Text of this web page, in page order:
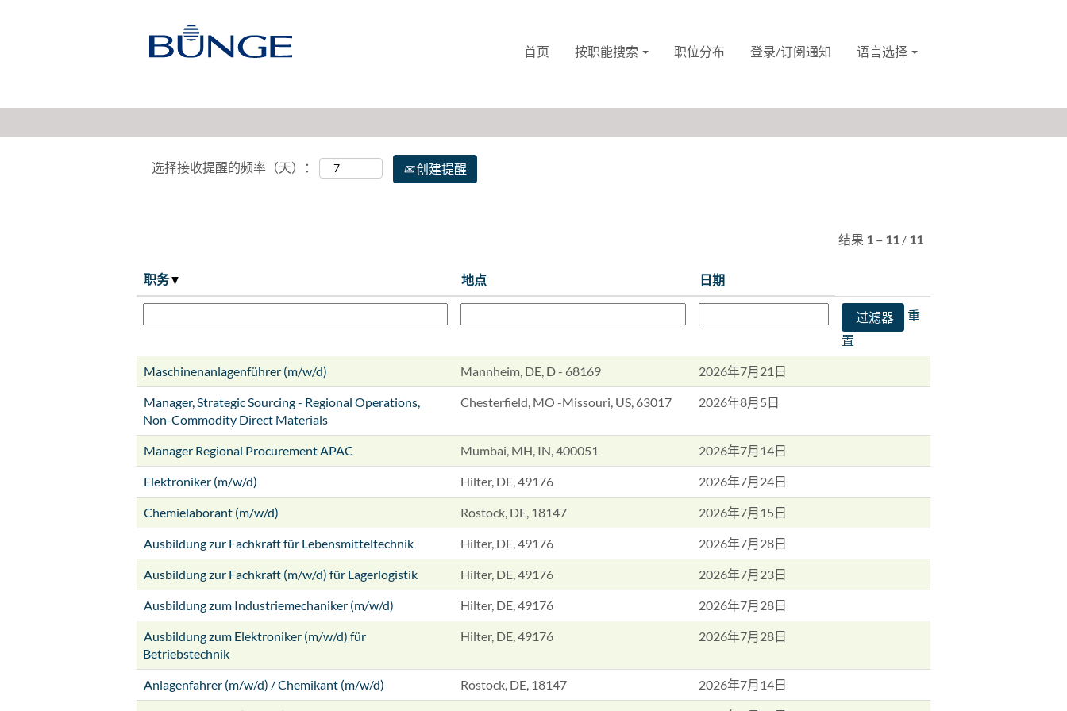
首页 按职能搜索 职位分布 登录/订阅通知 语言选择
选择接收提醒的频率（天）： 创建提醒
结果 1 – 11 / 11
职务 地点 日期
重
置
Maschinenanlagenführer (m/w/d) Mannheim, DE, D - 68169 2026年7月21日
Manager, Strategic Sourcing - Regional Operations,
Non-Commodity Direct Materials
Chesterfield, MO -Missouri, US, 63017 2026年8月5日
Manager Regional Procurement APAC Mumbai, MH, IN, 400051 2026年7月14日
Elektroniker (m/w/d) Hilter, DE, 49176 2026年7月24日
Chemielaborant (m/w/d) Rostock, DE, 18147 2026年7月15日
Ausbildung zur Fachkraft für Lebensmitteltechnik Hilter, DE, 49176 2026年7月28日
Ausbildung zur Fachkraft (m/w/d) für Lagerlogistik Hilter, DE, 49176 2026年7月23日
Ausbildung zum Industriemechaniker (m/w/d) Hilter, DE, 49176 2026年7月28日
Ausbildung zum Elektroniker (m/w/d) für
Betriebstechnik
Hilter, DE, 49176 2026年7月28日
Anlagenfahrer (m/w/d) / Chemikant (m/w/d) Rostock, DE, 18147 2026年7月14日